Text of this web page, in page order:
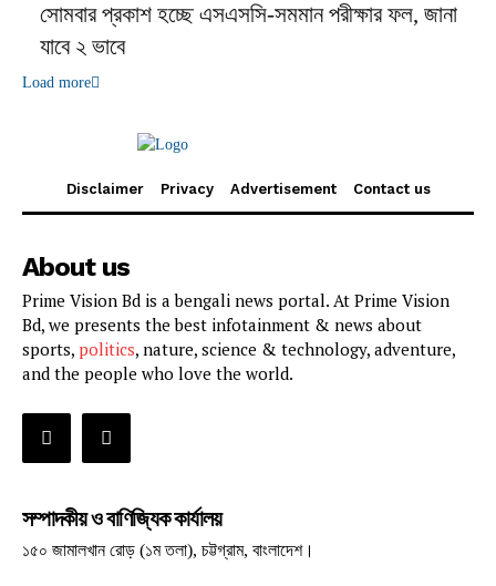
সোমবার প্রকাশ হচ্ছে এসএসসি-সমমান পরীক্ষার ফল, জানা
যাবে ২ ভাবে
Load more
Disclaimer Privacy Advertisement Contact us
About us
Prime Vision Bd is a bengali news portal. At Prime Vision
Bd, we presents the best infotainment & news about
sports, politics, nature, science & technology, adventure,
and the people who love the world.
সম্পাদকীয় ও বাণিজ্যিক কার্যালয়
১৫০ জামালখান রোড় (১ম তলা), চট্টগ্রাম, বাংলাদেশ।